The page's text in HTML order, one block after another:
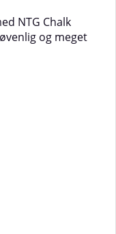
NTG Chalk
og meget